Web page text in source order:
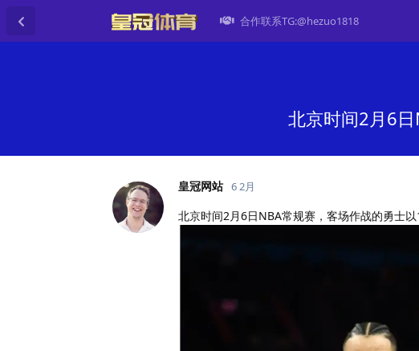
合作联系TG:@hezuo1818
北京时间2月6
皇冠网站 6 2月
北京时间2月6日NBA常规赛，客场作战的勇士